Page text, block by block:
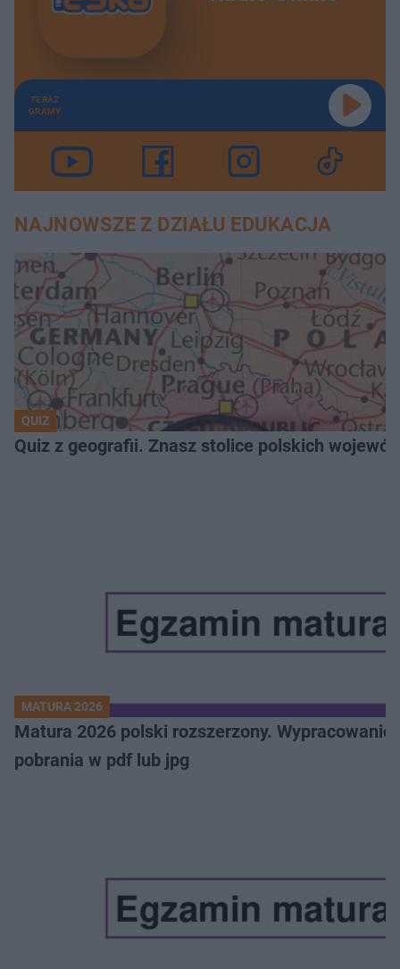
TERAZ
GRAMY
NAJNOWSZE Z DZIAŁU EDUKACJA
QUIZ
Quiz z geografii. Znasz stolice polskich
MATURA 2026
Matura 2026 polski rozszerzony.
pobrania w pdf lub jpg